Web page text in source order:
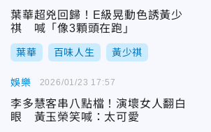
葉華超兇回歸！E級晃動色誘黃少
祺 喊「像3顆頭在跑」
葉華 百味人生 黃少祺
娛樂
李多慧客串八點檔！演壞女人翻白
眼 黃玉榮笑喊：太可愛
2026/01/23 17:57